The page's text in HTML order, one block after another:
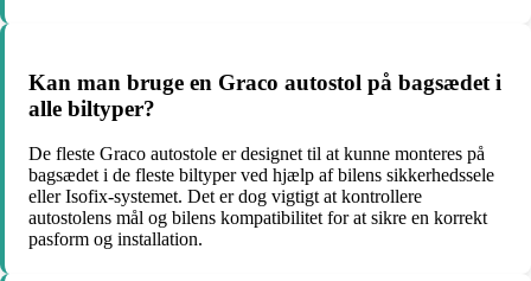
Kan man bruge en Graco autostol på bagsædet i
alle biltyper?
De fleste Graco autostole er designet til at kunne monteres på
bagsædet i de fleste biltyper ved hjælp af bilens sikkerhedssele
eller Isofix-systemet. Det er dog vigtigt at kontrollere
autostolens mål og bilens kompatibilitet for at sikre en korrekt
pasform og installation.